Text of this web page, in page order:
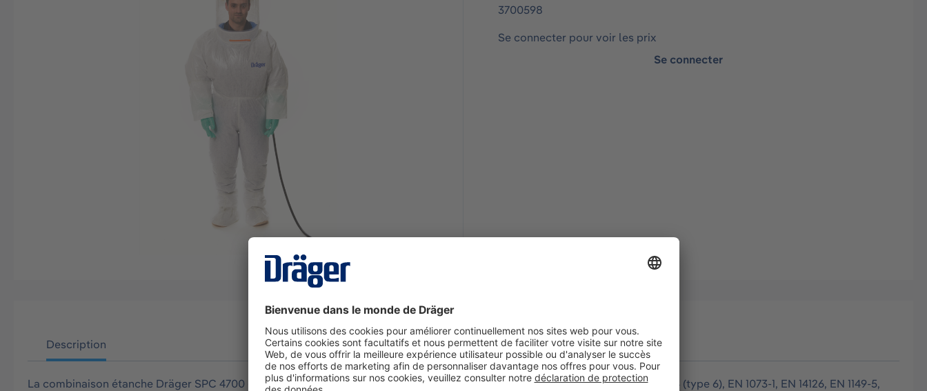
3700598
Se connecter pour voir les prix
Se connecter
Description
La combinaison étanche Dräger SPC 4700 (CLF) homologuée selon EN 14605 (comme type 3 & 4), EN 13982-1 (type 5), EN 13034 (type 6), EN 1073-1, EN 14126, EN 1149-5,